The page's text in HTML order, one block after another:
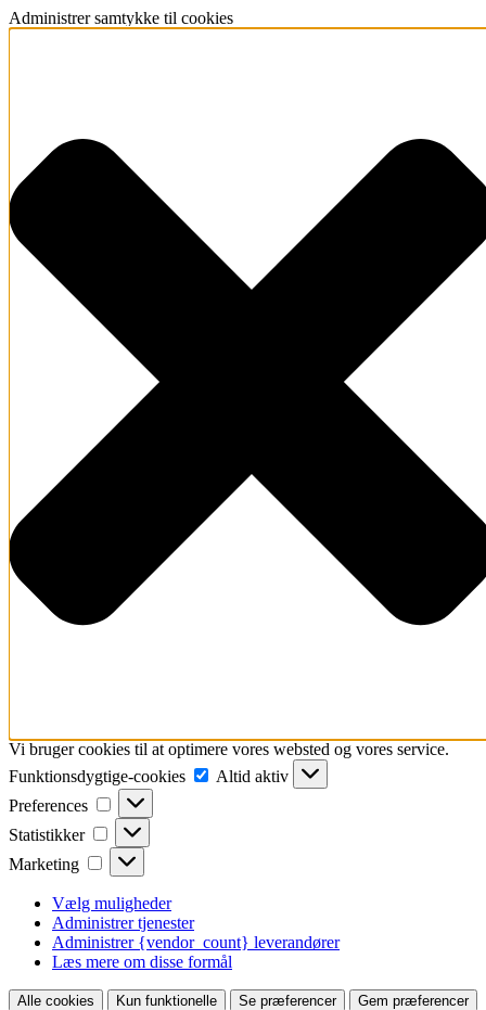
Administrer samtykke til cookies
Vi bruger cookies til at optimere vores websted og vores service.
Funktionsdygtige-cookies
Funktionsdygtige-
cookies
Altid aktiv
Preferences
Preferences
Statistikker Statistikker
Marketing Marketing
Vælg muligheder
Administrer tjenester
Administrer {vendor_count} leverandører
Læs mere om disse formål
Alle cookies Kun funktionelle Se præferencer Gem præferencer